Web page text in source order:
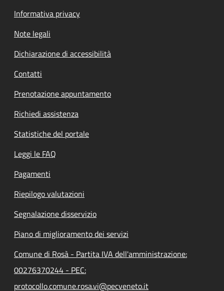
Informativa privacy
Note legali
Dichiarazione di accessibilità
Contatti
Prenotazione appuntamento
Richiedi assistenza
Statistiche del portale
Leggi le FAQ
Pagamenti
Riepilogo valutazioni
Segnalazione disservizio
Piano di miglioramento dei servizi
Comune di Rosà - Partita IVA dell'amministrazione:
00276370244 - PEC:
protocollo.comune.rosa.vi@pecveneto.it